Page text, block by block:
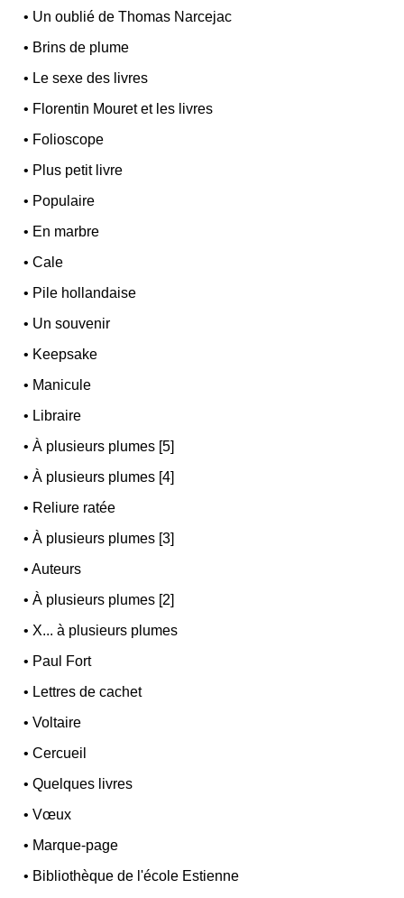
• Un oublié de Thomas Narcejac
• Brins de plume
• Le sexe des livres
• Florentin Mouret et les livres
• Folioscope
• Plus petit livre
• Populaire
• En marbre
•Cale
• Pile hollandaise
• Un souvenir
• Keepsake
• Manicule
• Libraire
•À plusieurs plumes [5]
•À plusieurs plumes [4]
• Reliure ratée
•À plusieurs plumes [3]
•Auteurs
•À plusieurs plumes [2]
• X... à plusieurs plumes
• Paul Fort
• Lettres de cachet
•Voltaire
•Cercueil
•Quelques livres
•Vœux
• Marque-page
• Bibliothèque de l'école Estienne